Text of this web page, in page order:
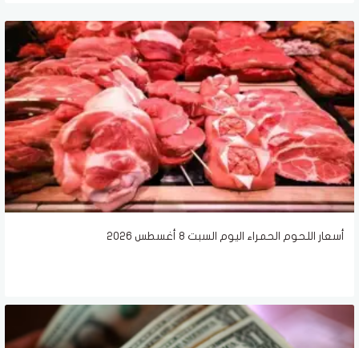
أسعار اللحوم الحمراء اليوم السبت 8 أغسطس 2026